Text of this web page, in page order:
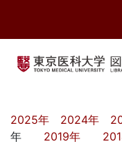
2025年 2024年
年 2019年